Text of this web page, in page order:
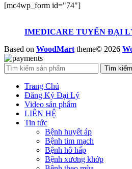
[mc4wp_form id="74"]
IMEDICARE TUYỂN ĐẠI
Based on WoodMart theme© 2026
Tìm kiếm
Trang Chủ
Đăng Ký Đại Lý
Video sản phẩm
LIÊN HỆ
Tin tức
Bệnh huyết áp
Bệnh tim mạch
Bệnh hô hấp
Bệnh xương khớp